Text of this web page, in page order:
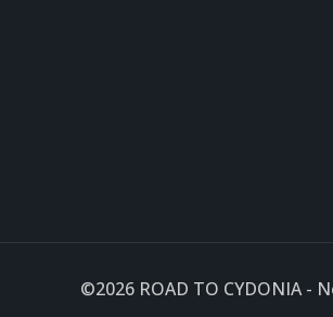
©2026 ROAD TO CYDONIA -